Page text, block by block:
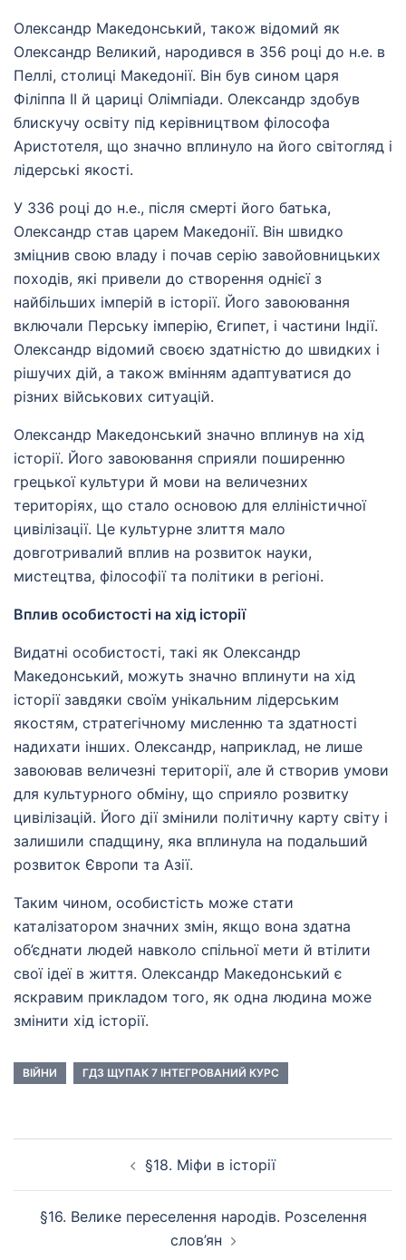
Олександр Македонський, також відомий як
Олександр Великий, народився в 356 році до н.е. в
Пеллі, столиці Македонії. Він був сином царя
Філіппа II й цариці Олімпіади. Олександр здобув
блискучу освіту під керівництвом філософа
Аристотеля, що значно вплинуло на його світогляд і
лідерські якості.
У 336 році до н.е., після смерті його батька,
Олександр став царем Македонії. Він швидко
зміцнив свою владу і почав серію завойовницьких
походів, які привели до створення однієї з
найбільших імперій в історії. Його завоювання
включали Перську імперію, Єгипет, і частини Індії.
Олександр відомий своєю здатністю до швидких і
рішучих дій, а також вмінням адаптуватися до
різних військових ситуацій.
Олександр Македонський значно вплинув на хід
історії. Його завоювання сприяли поширенню
грецької культури й мови на величезних
територіях, що стало основою для елліністичної
цивілізації. Це культурне злиття мало
довготривалий вплив на розвиток науки,
мистецтва, філософії та політики в регіоні.
Вплив особистості на хід історії
Видатні особистості, такі як Олександр
Македонський, можуть значно вплинути на хід
історії завдяки своїм унікальним лідерським
якостям, стратегічному мисленню та здатності
надихати інших. Олександр, наприклад, не лише
завоював величезні території, але й створив умови
для культурного обміну, що сприяло розвитку
цивілізацій. Його дії змінили політичну карту світу і
залишили спадщину, яка вплинула на подальший
розвиток Європи та Азії.
Таким чином, особистість може стати
каталізатором значних змін, якщо вона здатна
об’єднати людей навколо спільної мети й втілити
свої ідеї в життя. Олександр Македонський є
яскравим прикладом того, як одна людина може
змінити хід історії.
ВІЙНИ ГДЗ ЩУПАК 7 ІНТЕГРОВАНИЙ КУРС
§18. Міфи в історії
§16. Велике переселення народів. Розселення
слов’ян